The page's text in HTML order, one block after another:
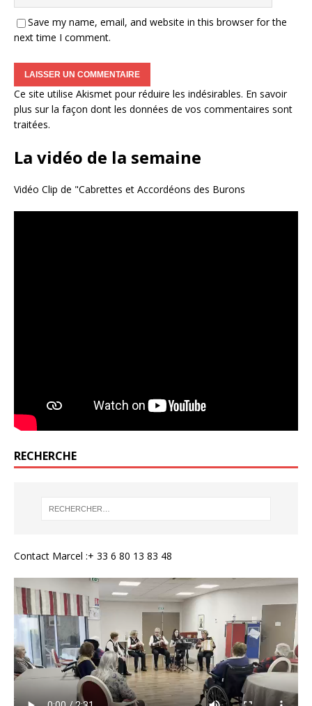
Save my name, email, and website in this browser for the
next time I comment.
Ce site utilise Akismet pour réduire les indésirables. En savoir
plus sur la façon dont les données de vos commentaires sont
traitées.
La vidéo de la semaine
Vidéo Clip de "Cabrettes et Accordéons des Burons
RECHERCHE
Contact Marcel :+ 33 6 80 13 83 48